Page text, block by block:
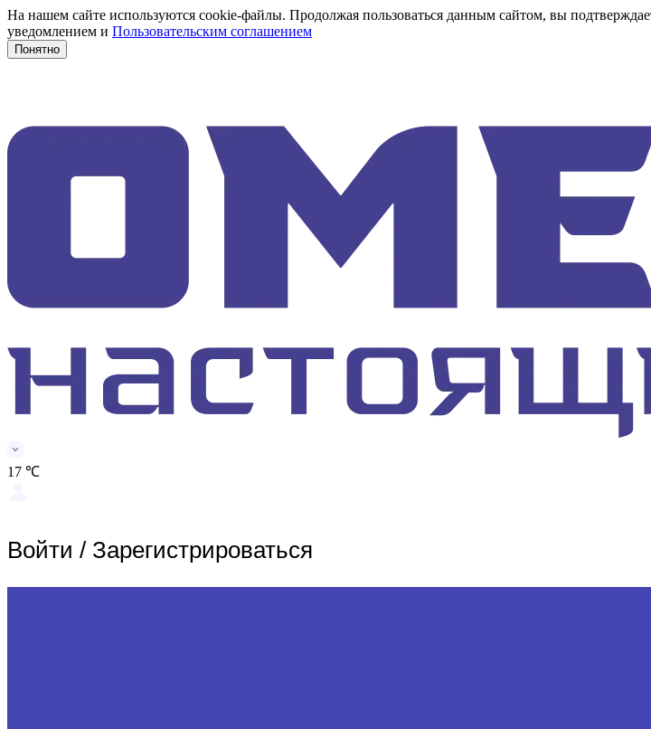
На нашем сайте используются cookie-файлы. Продолжая пользоваться данным сайтом, вы
уведомлением и Пользовательским соглашением
Понятно
17 ℃
Войти / Зарегистрироваться